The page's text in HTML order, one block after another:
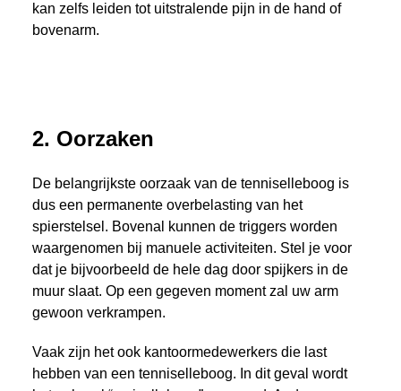
kan zelfs leiden tot uitstralende pijn in de hand of
bovenarm.
2. Oorzaken
De belangrijkste oorzaak van de tenniselleboog is
dus een permanente overbelasting van het
spierstelsel. Bovenal kunnen de triggers worden
waargenomen bij manuele activiteiten. Stel je voor
dat je bijvoorbeeld de hele dag door spijkers in de
muur slaat. Op een gegeven moment zal uw arm
gewoon verkrampen.
Vaak zijn het ook kantoormedewerkers die last
hebben van een tenniselleboog. In dit geval wordt